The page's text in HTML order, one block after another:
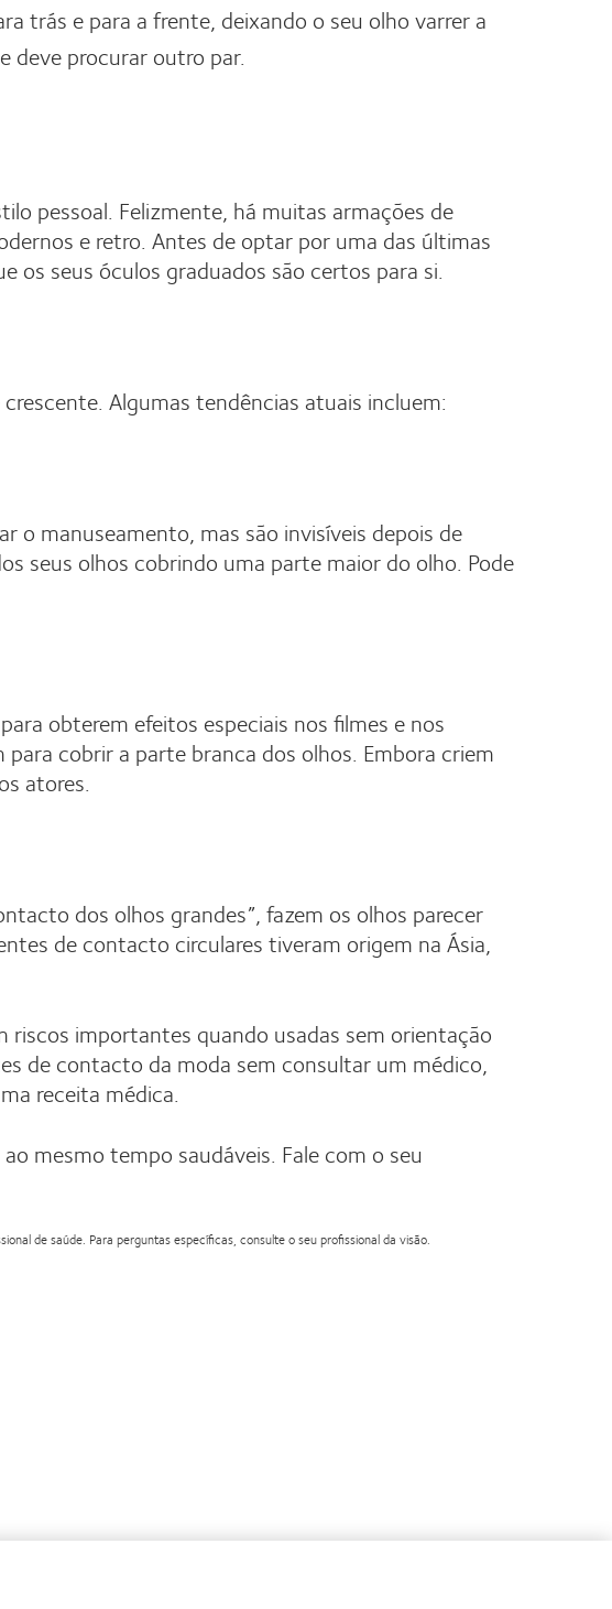
trás e para a frente, deixando o seu olho varrer a
deve procurar outro par.
pessoal. Felizmente, há muitas armações de
e retro. Antes de optar por uma das últimas
seus óculos graduados são certos para si.
Algumas tendências atuais incluem:
o manuseamento, mas são invisíveis depois de
seus olhos cobrindo uma parte maior do olho. Pode
obterem efeitos especiais nos filmes e nos
cobrir a parte branca dos olhos. Embora criem
atores.
dos olhos grandes”, fazem os olhos parecer
de contacto circulares tiveram origem na Ásia,
importantes quando usadas sem orientação
de contacto da moda sem consultar um médico,
receita médica.
mesmo tempo saudáveis. Fale com o seu
de saúde. Para perguntas específicas, consulte o seu profissional da visão.